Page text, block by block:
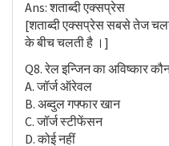
Ans: शताब्दी एक्सप्रेस
[शताब्दी एक्सप्रेस सबसे तेज
के बीच चलती है ।]
Q8. रेल इन्जिन का अविष्कार
A. जॉर्ज ऑरेवल
B. अब्दुल गफ्फार खान
C. जॉर्ज स्टीफेंसन
D. कोई नहीं